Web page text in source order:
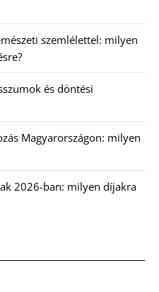
szemlélettel: milyen
és döntési
Magyarországon: milyen
2026-ban: milyen díjakra